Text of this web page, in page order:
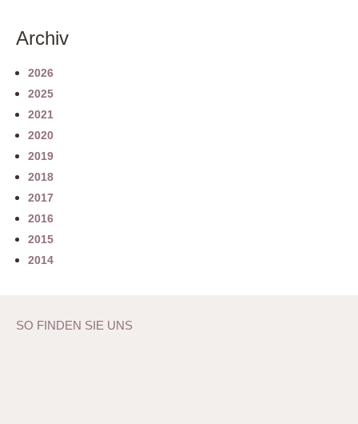
Archiv
2026
2025
2021
2020
2019
2018
2017
2016
2015
2014
SO FINDEN SIE UNS